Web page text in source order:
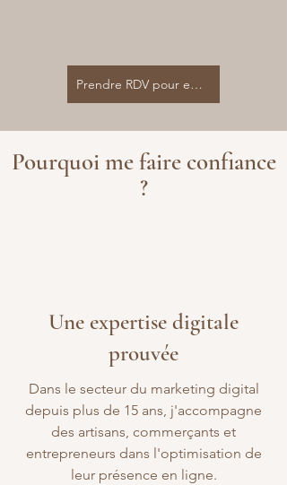
Prendre RDV pour en discuter
Pourquoi me faire confiance
?
Une expertise digitale
prouvée
Dans le secteur du marketing digital
depuis plus de 15 ans, j'accompagne
des artisans, commerçants et
entrepreneurs dans l'optimisation de
leur présence en ligne.